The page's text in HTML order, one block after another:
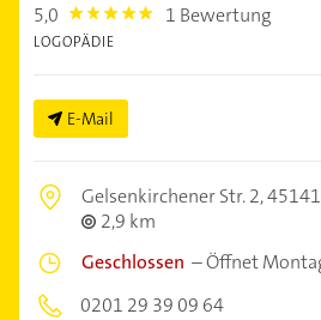
5,0 5.0 1 Bewertung
LOGOPÄDIE
E-Mail
Gelsenkirchener Str. 2,
2,9 km
Geschlossen –Öffnet
0201 29 39 09 64